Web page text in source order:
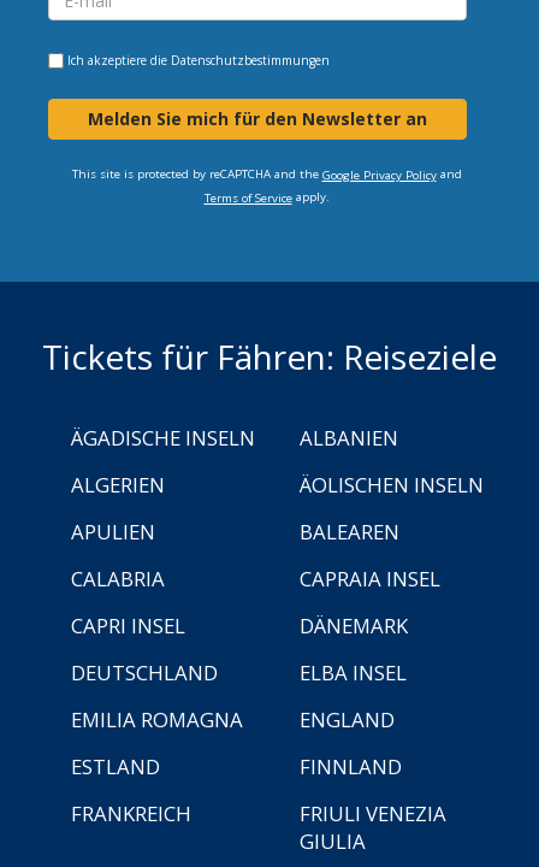
Ich akzeptiere die Datenschutzbestimmungen
Melden Sie mich für den Newsletter an
This site is protected by reCAPTCHA and the Google Privacy Policyand
Terms of Serviceapply.
Tickets für Fähren: Reiseziele
ÄGADISCHE INSELN
ALBANIEN
ALGERIEN
ÄOLISCHEN INSELN
APULIEN
BALEAREN
CALABRIA
CAPRAIA INSEL
CAPRI INSEL
DÄNEMARK
DEUTSCHLAND
ELBA INSEL
EMILIA ROMAGNA
ENGLAND
ESTLAND
FINNLAND
FRANKREICH
FRIULI VENEZIA
GIULIA